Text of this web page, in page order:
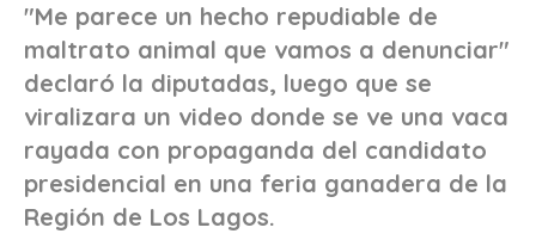
"Me parece un hecho repudiable de
maltrato animal que vamos a denunciar"
declaró la diputadas, luego que se
viralizara un video donde se ve una vaca
rayada con propaganda del candidato
presidencial en una feria ganadera de la
Región de Los Lagos.